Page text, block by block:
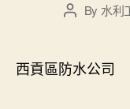
PostBy 水利
西貢區防水公司